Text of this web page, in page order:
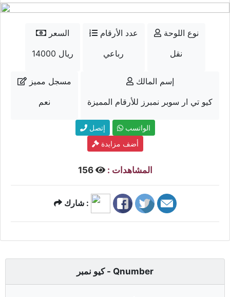
السعر
14000 ريال
عدد الأرقام
رباعي
نوع اللوحة
نقل
مسجل مميز
نعم
إسم المالك
كيو تي ار سوبر نمبرز للأرقام المميزة
إتصل
الواتسب
أضف مزايدة
المشاهدات : 156
شارك :
كيو نمبر - Qnumber